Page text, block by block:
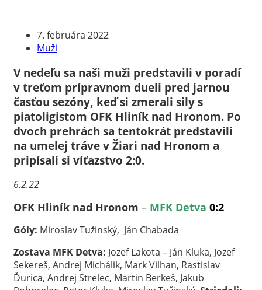
7. februára 2022
Muži
V nedeľu sa naši muži predstavili v poradí
v treťom prípravnom dueli pred jarnou
časťou sezóny, keď si zmerali sily s
piatoligistom OFK Hliník nad Hronom. Po
dvoch prehrách sa tentokrát predstavili
na umelej tráve v Žiari nad Hronom a
pripísali si víťazstvo 2:0.
6.2.22
OFK Hliník nad Hronom – MFK Detva 0:2
Góly: MiroslavTužinský, Ján Chabada
Zostava MFK Detva: JozefLakota – Ján Kluka, Jozef
Sekereš, Andrej Michálik, Mark Vilhan, Rastislav
Ďurica, Andrej Strelec, Martin Berkeš, Jakub